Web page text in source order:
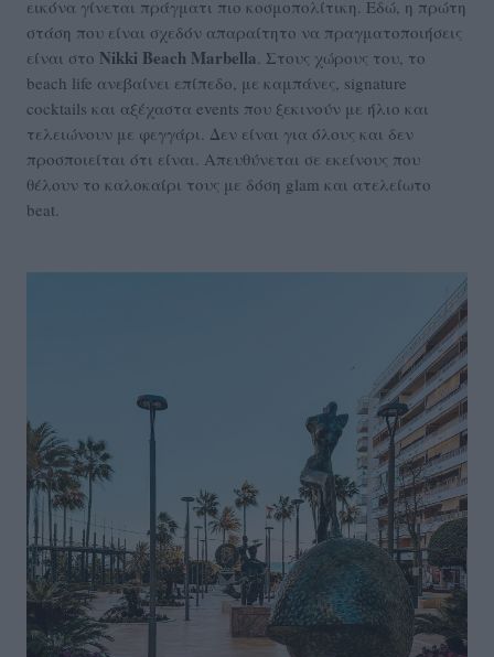
εικόνα γίνεται πράγματι πιο κοσμοπολίτικη. Εδώ, η πρώτη
στάση που είναι σχεδόν απαραίτητο να πραγματοποιήσεις
είναι στο Nikki Beach Marbella . Στους χώρους του, το
beach life ανεβαίνει επίπεδο, με καμπάνες, signature
cocktails και αξέχαστα events που ξεκινούν με ήλιο και
τελειώνουν με φεγγάρι. Δεν είναι για όλους και δεν
προσποιείται ότι είναι. Απευθύνεται σε εκείνους που
θέλουν το καλοκαίρι τους με δόση glam και ατελείωτο
beat.